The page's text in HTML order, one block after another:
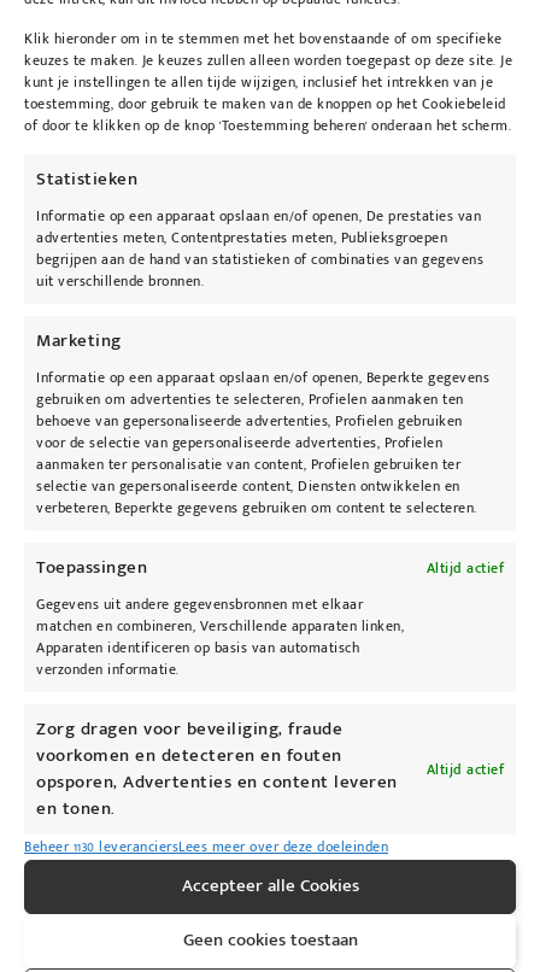
Klik hieronder om in te stemmen met het bovenstaande of om specifieke
keuzes te maken. Je keuzes zullen alleen worden toegepast op deze site. Je
kunt je instellingen te allen tijde wijzigen, inclusief het intrekken van je
toestemming, door gebruik te maken van de knoppen op het Cookiebeleid
of door te klikken op de knop 'Toestemming beheren' onderaan het scherm.
Statistieken
Informatie op een apparaat opslaan en/of openen, De prestaties van
advertenties meten, Contentprestaties meten, Publieksgroepen
begrijpen aan de hand van statistieken of combinaties van gegevens
uit verschillende bronnen.
Marketing
Informatie op een apparaat opslaan en/of openen, Beperkte gegevens
gebruiken om advertenties te selecteren, Profielen aanmaken ten
behoeve van gepersonaliseerde advertenties, Profielen gebruiken
voor de selectie van gepersonaliseerde advertenties, Profielen
aanmaken ter personalisatie van content, Profielen gebruiken ter
selectie van gepersonaliseerde content, Diensten ontwikkelen en
verbeteren, Beperkte gegevens gebruiken om content te selecteren.
Toepassingen
Altijd actief
Gegevens uit andere gegevensbronnen met elkaar
matchen en combineren, Verschillende apparaten linken,
Apparaten identificeren op basis van automatisch
verzonden informatie.
Zorg dragen voor beveiliging, fraude
voorkomen en detecteren en fouten
opsporen, Advertenties en content leveren
en tonen.
Altijd actief
Beheer 1130 leveranciersLees meer over deze doeleinden
Accepteer alle Cookies
Geen cookies toestaan
Permanente laserontharing
Tattoo verwijderen
Tattoo's
Permanente make-up